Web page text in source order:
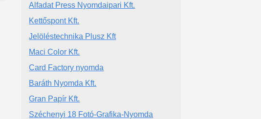
Alfadat Press Nyomdaipari Kft.
Kettőspont Kft.
Jelöléstechnika Plusz Kft
Maci Color Kft.
Card Factory nyomda
Baráth Nyomda Kft.
Gran Papír Kft.
Széchenyi 18 Fotó-Grafika-Nyomda